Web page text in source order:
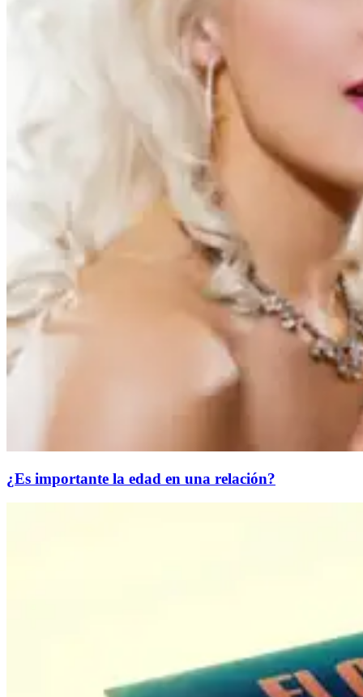
¿Es importante la edad en una relación?